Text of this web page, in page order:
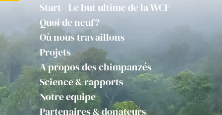
Start - Le but ultime de la WCF
Quoi de neuf?
Où nous travaillons
Projets
A propos des chimpanzés
Science & rapports
Notre equipe
Partenaires & donateurs